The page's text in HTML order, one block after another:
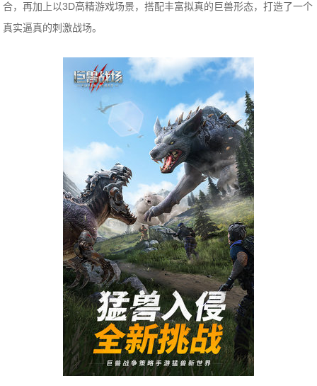
合，再加上以3D高精游戏场景，搭配丰富拟真的巨兽形态，打造了一个
真实逼真的刺激战场。